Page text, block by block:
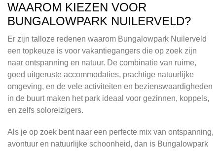
WAAROM KIEZEN VOOR
BUNGALOWPARK NUILERVELD?
Er zijn talloze redenen waarom Bungalowpark Nuilerveld
een topkeuze is voor vakantiegangers die op zoek zijn
naar ontspanning en natuur. De combinatie van ruime,
goed uitgeruste accommodaties, prachtige natuurlijke
omgeving, en de vele activiteiten en bezienswaardigheden
in de buurt maken het park ideaal voor gezinnen, koppels,
en zelfs soloreizigers.
Als je op zoek bent naar een perfecte mix van ontspanning,
avontuur en natuurlijke schoonheid, dan is Bungalowpark